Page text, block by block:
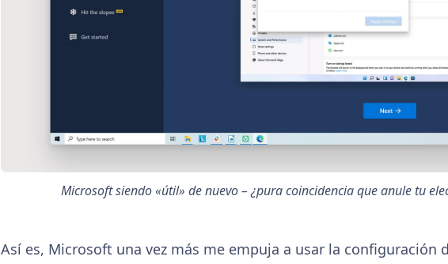
Microsoft siendo «útil» de nuevo – ¿pura coincidencia que anule tu
Así es, Microsoft una vez más me empuja a usar la configuración